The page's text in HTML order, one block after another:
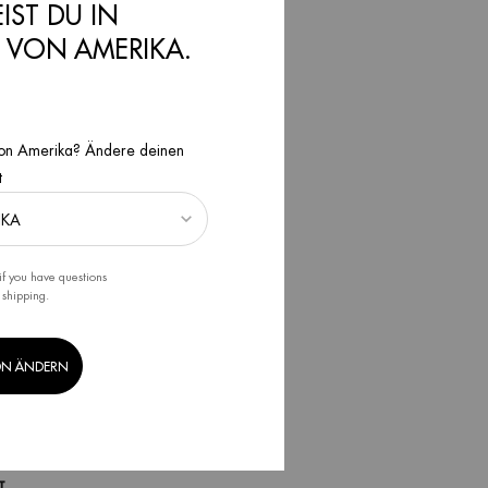
DU IN
VON AMERIKA.
Amerika? Ändere deinen
if you have questions
ÄNDERN